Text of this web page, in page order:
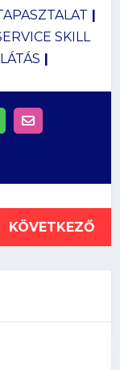
|
SKILL
|
KÖVETKEZŐ